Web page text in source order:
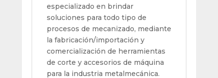
especializado en brindar
soluciones para todo tipo de
procesos de mecanizado, mediante
la fabricación/importación y
comercialización de herramientas
de corte y accesorios de máquina
para la industria metalmecánica.